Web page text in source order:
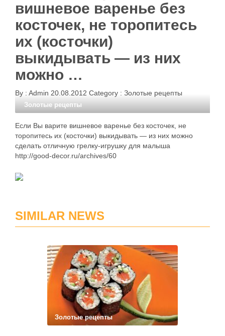
вишневое варенье без
косточек, не торопитесь
их (косточки)
выкидывать — из них
можно …
By : Admin 20.08.2012 Category : Золотые рецепты
Золотые рецепты
Если Вы варите вишневое варенье без косточек, не
торопитесь их (косточки) выкидывать — из них можно
сделать отличную грелку-игрушку для малыша
http://good-decor.ru/archives/60
SIMILAR NEWS
Золотые рецепты